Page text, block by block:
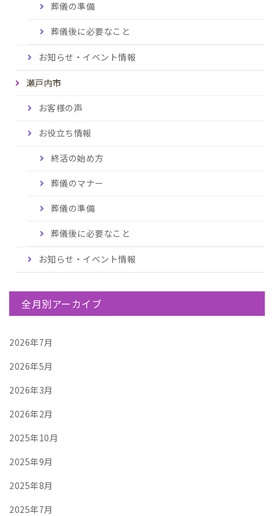
葬儀の準備
葬儀後に必要なこと
お知らせ・イベント情報
瀬戸内市
お客様の声
お役立ち情報
終活の始め方
葬儀のマナー
葬儀の準備
葬儀後に必要なこと
お知らせ・イベント情報
全月別アーカイブ
2026年7月
2026年5月
2026年3月
2026年2月
2025年10月
2025年9月
2025年8月
2025年7月